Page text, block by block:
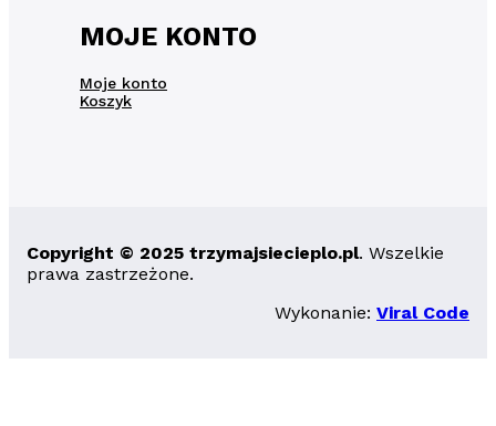
MOJE KONTO
Moje konto
Koszyk
Copyright © 2025 trzymajsiecieplo.pl. Wszelkie
prawa zastrzeżone.
Wykonanie: Viral Code